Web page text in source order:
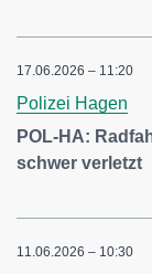
17.06.2026 – 11:20
Polizei Hagen
POL-HA:
schwer verletzt
11.06.2026 – 10:30